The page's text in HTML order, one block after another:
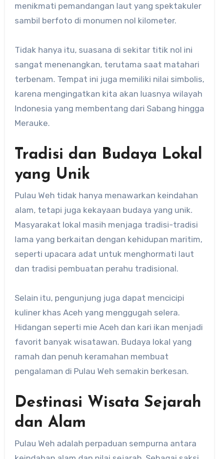
menikmati pemandangan laut yang spektakuler
sambil berfoto di monumen nol kilometer.
Tidak hanya itu, suasana di sekitar titik nol ini
sangat menenangkan, terutama saat matahari
terbenam. Tempat ini juga memiliki nilai simbolis,
karena mengingatkan kita akan luasnya wilayah
Indonesia yang membentang dari Sabang hingga
Merauke.
Tradisi dan Budaya Lokal
yang Unik
Pulau Weh tidak hanya menawarkan keindahan
alam, tetapi juga kekayaan budaya yang unik.
Masyarakat lokal masih menjaga tradisi-tradisi
lama yang berkaitan dengan kehidupan maritim,
seperti upacara adat untuk menghormati laut
dan tradisi pembuatan perahu tradisional.
Selain itu, pengunjung juga dapat mencicipi
kuliner khas Aceh yang menggugah selera.
Hidangan seperti mie Aceh dan kari ikan menjadi
favorit banyak wisatawan. Budaya lokal yang
ramah dan penuh keramahan membuat
pengalaman di Pulau Weh semakin berkesan.
Destinasi Wisata Sejarah
dan Alam
Pulau Weh adalah perpaduan sempurna antara